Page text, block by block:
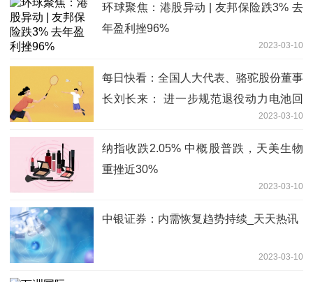
环球聚焦：港股异动 | 友邦保险跌3% 去
年盈利挫96%
2023-03-10
每日快看：全国人大代表、骆驼股份董事
长刘长来： 进一步规范退役动力电池回
2023-03-10
纳指收跌2.05% 中概股普跌，天美生物
重挫近30%
2023-03-10
中银证券：内需恢复趋势持续_天天热讯
2023-03-10